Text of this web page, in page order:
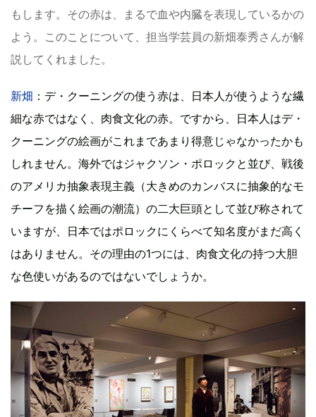
もします。その赤は、まるで血や内臓を表現しているかの
よう。このことについて、担当学芸員の新畑泰秀さんが解
説してくれました。
新畑 ：デ・クーニングの使う赤は、日本人が使うような繊
細な赤ではなく、肉食文化の赤。ですから、日本人はデ・
クーニングの絵画がこれまであまり得意じゃなかったかも
しれません。海外ではジャクソン・ポロックと並び、戦後
のアメリカ抽象表現主義（大きめのカンバスに抽象的なモ
チーフを描く絵画の潮流）の二大巨頭として並び称されて
いますが、日本ではポロックにくらべて知名度がまだ高く
はありません。その理由の1つには、肉食文化の持つ大胆
な色使いがあるのではないでしょうか。